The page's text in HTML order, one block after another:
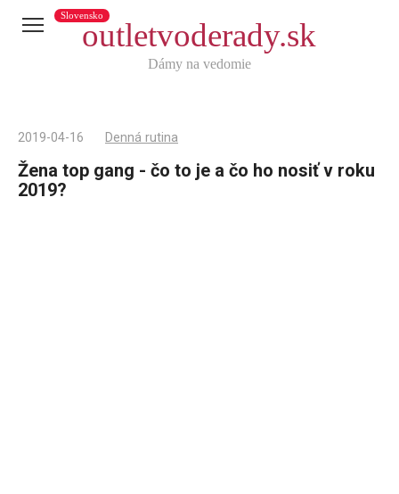
outletvoderady.sk
Slovensko
Dámy na vedomie
2019-04-16 Denná rutina
Žena top gang - čo to je a čo ho nosiť v roku
2019?